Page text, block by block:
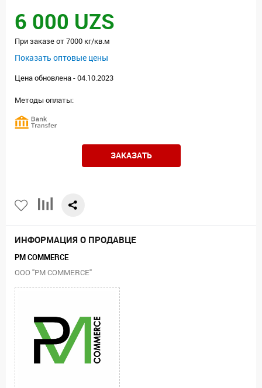
6 000 UZS
При заказе от 7000 кг/кв.м
Показать оптовые цены
Цена обновлена - 04.10.2023
Методы оплаты:
ЗАКАЗАТЬ
ИНФОРМАЦИЯ О ПРОДАВЦЕ
PM COMMERCE
ООО "PM COMMERCE"